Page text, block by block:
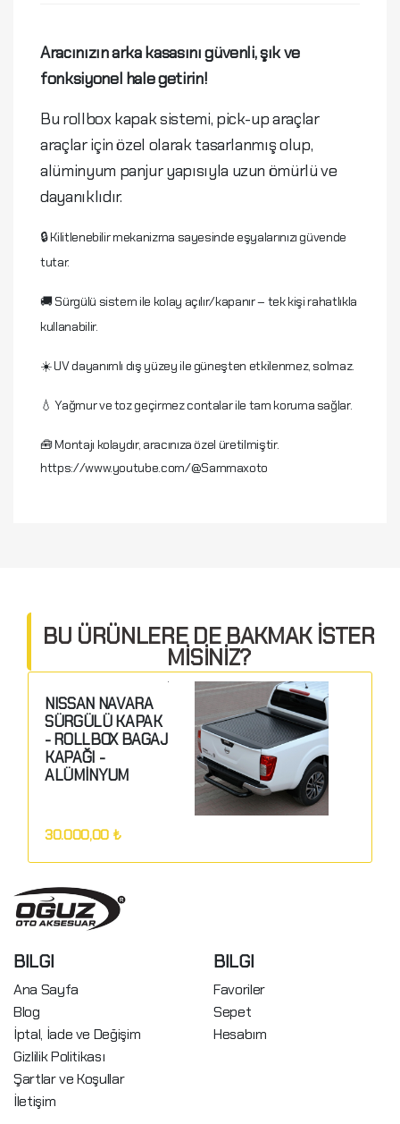
Aracınızın arka kasasını güvenli, şık ve
fonksiyonel hale getirin!
Bu rollbox kapak sistemi, pick-up araçlar
araçlar için özel olarak tasarlanmış olup,
alüminyum panjur yapısıyla uzun ömürlü ve
dayanıklıdır.
🔒 Kilitlenebilir mekanizma sayesinde eşyalarınızı güvende
tutar.
🚚 Sürgülü sistem ile kolay açılır/kapanır – tek kişi rahatlıkla
kullanabilir.
☀️ UV dayanımlı dış yüzey ile güneşten etkilenmez, solmaz.
💧 Yağmur ve toz geçirmez contalar ile tam koruma sağlar.
🧰 Montajı kolaydır, aracınıza özel üretilmiştir.
GÖNDER
https://www.youtube.com/@Sammaxoto
BU ÜRÜNLERE DE BAKMAK İSTER
MİSİNİZ?
NISSAN NAVARA
SÜRGÜLÜ KAPAK
- ROLLBOX BAGAJ
KAPAĞI -
ALÜMİNYUM
30.000,00 ₺
BILGI
Ana Sayfa
Blog
İptal, İade ve Değişim
Gizlilik Politikası
Şartlar ve Koşullar
İletişim
BILGI
Favoriler
Sepet
Hesabım